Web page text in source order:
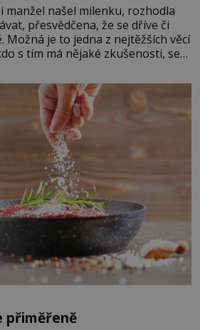
manžel našel milenku, rozhodla
přesvědčena, že se dříve či
Možná je to jedna z nejtěžších věcí
s tím má nějaké zkušenosti, se
že si manžel pořídil milenku,
přiměřeně